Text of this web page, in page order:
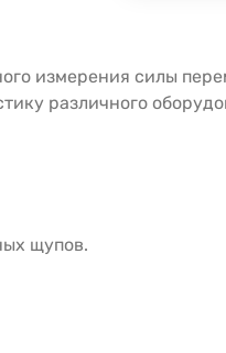
измерения силы
различного
щупов.